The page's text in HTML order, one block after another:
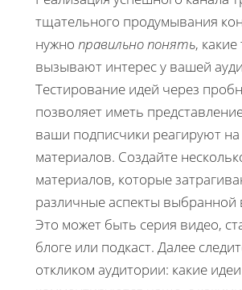
тщательного продумывания
нужно правильно понять,
вызывают интерес у вашей
Тестирование идей через
позволяет иметь
ваши подписчики реагируют
материалов. Создайте
материалов, которые
различные аспекты выбранной
Это может быть серия видео,
блоге или подкаст. Далее
откликом аудитории: какие идеи